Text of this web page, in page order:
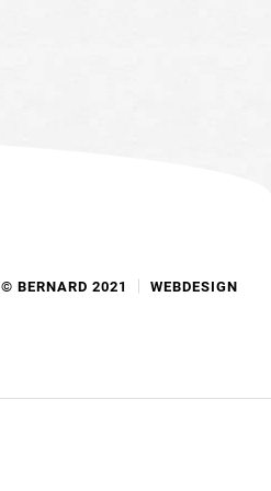
© BERNARD 2021 WEBDESIGN